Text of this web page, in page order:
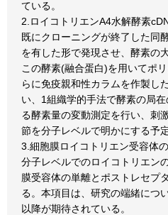
ている。
2.ロイコトリエンA4水解酵素
既にクローニングが終了した同
を有した形で発現させ、酵素の
この酵素(融合蛋白)を用いてポ
らに免疫親和性カラムを作製し
い、1組織学的手法で酵素の局
る酵素量の変動測定を行い、刺
節を分子レベルで明かにする予
3.細胞膜ロイコトリエン受容体の
分子レベルでのロイコトリエン
膜受容体の単離とポストレセプ
る。本項目は、研究の端緒につ
以降が期待されている。